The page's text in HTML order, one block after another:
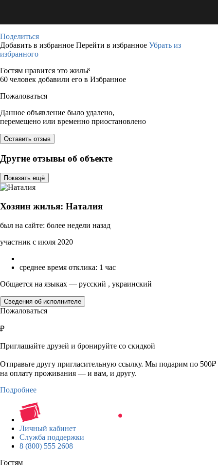
Поделиться
Добавить в избранное Перейти в избранное Убрать из
избранного
Гостям нравится это жильё
60 человек добавили его в Избранное
Пожаловаться
Данное объявление было удалено,
перемещено или временно приостановлено
Оставить отзыв
Другие отзывы об объекте
Показать ещё
Хозяин жилья: Наталия
был на сайте: более недели назад
участник с июля 2020
среднее время отклика: 1 час
Общается на языках — русский , украинский
Сведения об исполнителе
Пожаловаться
₽
Приглашайте друзей и бронируйте со скидкой
Отправьте другу пригласительную ссылку. Мы подарим по 500₽
на оплату проживания — и вам, и другу.
Подробнее
Личный кабинет
Служба поддержки
8 (800) 555 2608
Гостям